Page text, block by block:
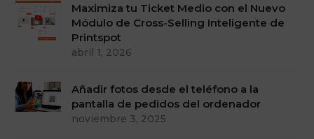
Maximiza tu Ticket Medio con el Nuevo
Módulo de Cross-Selling Inteligente de
Printspot
abril 1, 2026
Añadir fotos desde el teléfono a la
pantalla de pedidos del ordenador
noviembre 3, 2025